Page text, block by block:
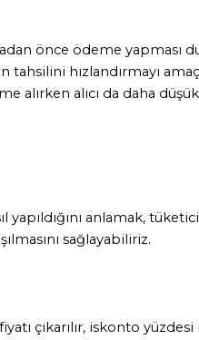
önce ödeme yapması
hızlandırmayı
alırken alıcı da daha
yapıldığını anlamak,
sağlayabiliriz.
çıkarılır, iskonto